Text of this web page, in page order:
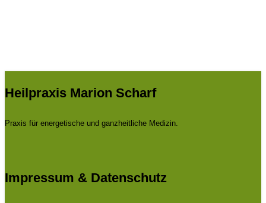
Heilpraxis Marion Scharf
Praxis für energetische und ganzheitliche Medizin.
Impressum & Datenschutz